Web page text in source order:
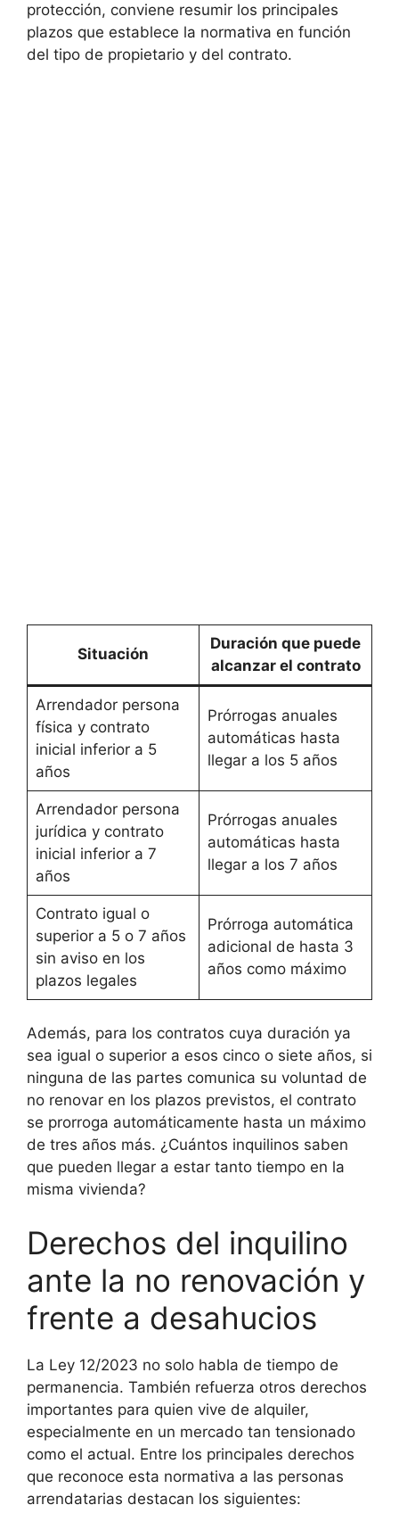
protección, conviene resumir los principales
plazos que establece la normativa en función
del tipo de propietario y del contrato.
Situación
Duración que puede
alcanzar el contrato
Arrendador persona
física y contrato
inicial inferior a 5
años
Prórrogas anuales
automáticas hasta
llegar a los 5 años
Arrendador persona
jurídica y contrato
inicial inferior a 7
años
Prórrogas anuales
automáticas hasta
llegar a los 7 años
Contrato igual o
superior a 5 o 7 años
sin aviso en los
plazos legales
Prórroga automática
adicional de hasta 3
años como máximo
Además, para los contratos cuya duración ya
sea igual o superior a esos cinco o siete años, si
ninguna de las partes comunica su voluntad de
no renovar en los plazos previstos, el contrato
se prorroga automáticamente hasta un máximo
de tres años más. ¿Cuántos inquilinos saben
que pueden llegar a estar tanto tiempo en la
misma vivienda?
Derechos del inquilino
ante la no renovación y
frente a desahucios
La Ley 12/2023 no solo habla de tiempo de
permanencia. También refuerza otros derechos
importantes para quien vive de alquiler,
especialmente en un mercado tan tensionado
como el actual. Entre los principales derechos
que reconoce esta normativa a las personas
arrendatarias destacan los siguientes: